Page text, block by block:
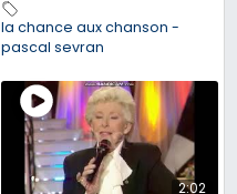
la chance aux chanson -
pascal sevran
2:02